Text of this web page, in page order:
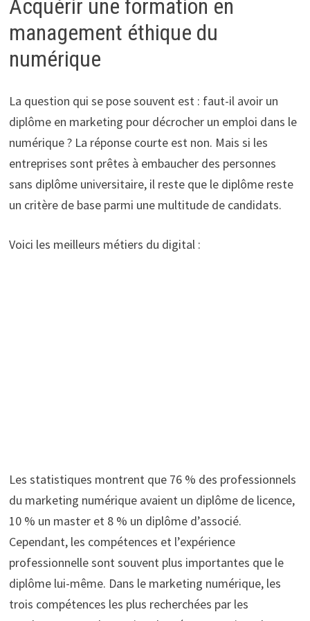
Acquérir une formation en
management éthique du
numérique
La question qui se pose souvent est : faut-il avoir un
diplôme en marketing pour décrocher un emploi dans le
numérique ? La réponse courte est non. Mais si les
entreprises sont prêtes à embaucher des personnes
sans diplôme universitaire, il reste que le diplôme reste
un critère de base parmi une multitude de candidats.
Voici les meilleurs métiers du digital :
Les statistiques montrent que 76 % des professionnels
du marketing numérique avaient un diplôme de licence,
10 % un master et 8 % un diplôme d’associé.
Cependant, les compétences et l’expérience
professionnelle sont souvent plus importantes que le
diplôme lui-même. Dans le marketing numérique, les
trois compétences les plus recherchées par les